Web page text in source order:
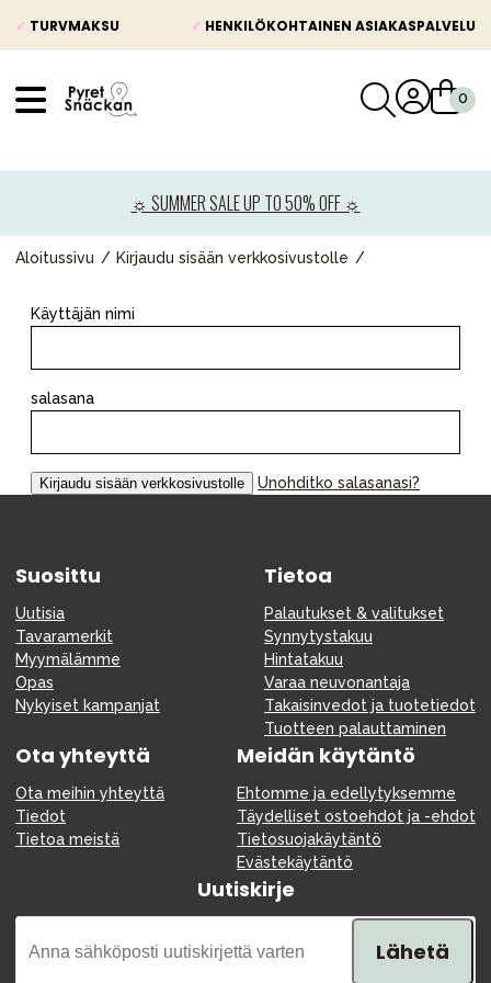
✓ TURVMAKSU ✓ HENKILÖKOHTAINEN ASIAKASPALVELU
☼ SUMMER SALE UP TO 50% OFF ☼
Aloitussivu Kirjaudu sisään verkkosivustolle
Käyttäjän nimi
salasana
Unohditko salasanasi?
Suosittu
Uutisia
Tavaramerkit
Myymälämme
Opas
Nykyiset kampanjat
Tietoa
Palautukset & valitukset
Synnytystakuu
Hintatakuu
Varaa neuvonantaja
Takaisinvedot ja tuotetiedot
Tuotteen palauttaminen
Ota yhteyttä
Ota meihin yhteyttä
Tiedot
Tietoa meistä
Meidän käytäntö
Ehtomme ja edellytyksemme
Täydelliset ostoehdot ja -ehdot
Tietosuojakäytäntö
Evästekäytäntö
Uutiskirje
Lähetä
Lastenvaunut
Lasten turvaistuimet
Lelut ja pelit
Äiti & Isä
Huonekalut & vuodevaatteet
Tarvikkeet
Kampanjat
Lahjavinkkejä
Suosikit
Tavaramerkit
Outlet
Opas
Ota meihin yhteyttä osoitteessa
Myymälämme